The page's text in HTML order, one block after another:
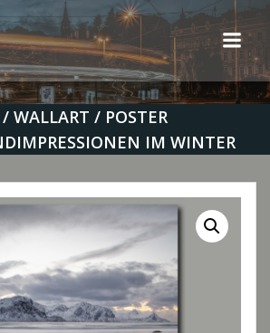
WALLART
POSTER
IM WINTER